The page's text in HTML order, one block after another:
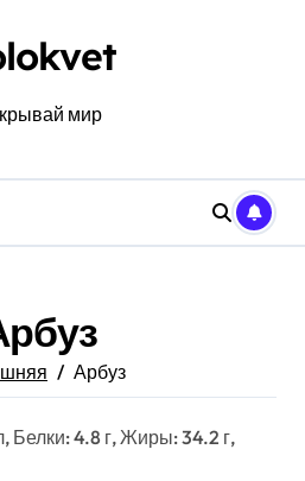
мир
Арбуз
Белки: 4.8 г, Жиры: 34.2 г,